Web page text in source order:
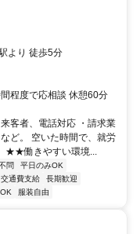
より 徒歩5分
程度で応相談 休憩60分
客者、電話対応 ・請求業
ど。 空いた時間で、就労
★★働きやすい環境...
問
平日のみOK
交通費支給
長期歓迎
服装自由